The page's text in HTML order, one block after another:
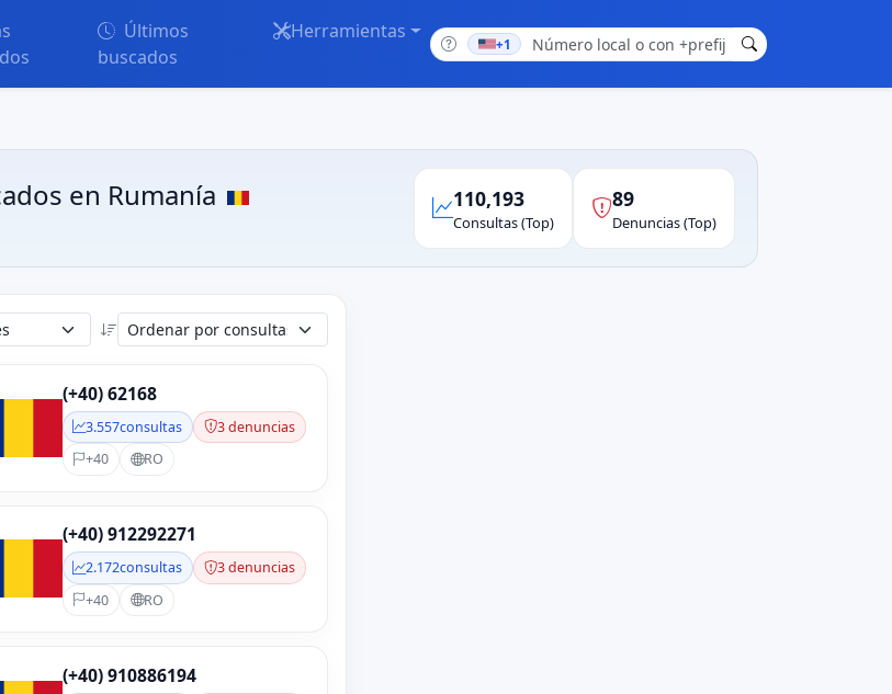
Últimos
buscados
Herramientas
+1
en Rumanía 110,193
Consultas (Top)
89
Denuncias (Top)
(+40) 62168
3.557consultas
3 denuncias
+40
RO
(+40) 912292271
2.172consultas
3 denuncias
+40
RO
(+40) 910886194